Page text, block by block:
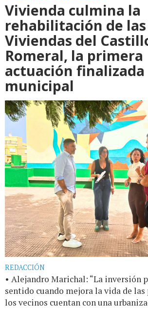
Vivienda culmina la
rehabilitación de las
Viviendas del
Romeral, la primera
actuación finalizada
municipal
REDACCIÓN
• Alejandro Marichal: “La inversión
sentido cuando mejora la vida de las
los vecinos cuentan con una